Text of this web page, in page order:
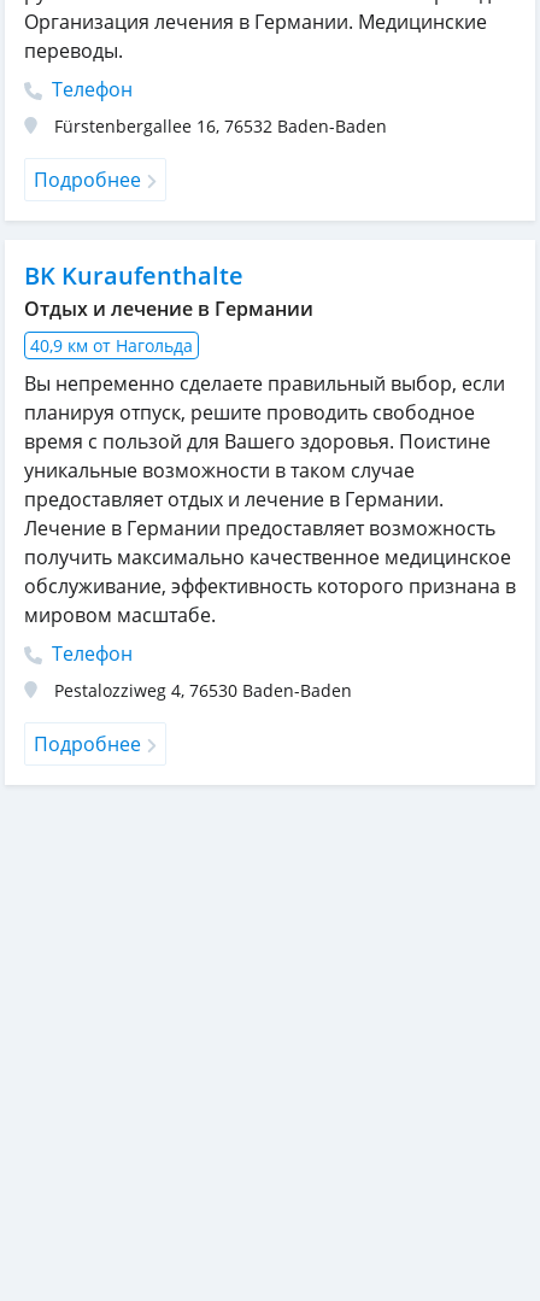
Организация лечения в Германии. Медицинские
переводы.
Телефон
Fürstenbergallee 16, 76532 Baden-Baden
Подробнее
BK Kuraufenthalte
Отдых и лечение в Германии
40,9 км от Нагольда
Вы непременно сделаете правильный выбор, если
планируя отпуск, решите проводить свободное
время с пользой для Вашего здоровья. Поистине
уникальные возможности в таком случае
предоставляет отдых и лечение в Германии.
Лечение в Германии предоставляет возможность
получить максимально качественное медицинское
обслуживание, эффективность которого признана в
мировом масштабе.
Телефон
Pestalozziweg 4, 76530 Baden-Baden
Подробнее